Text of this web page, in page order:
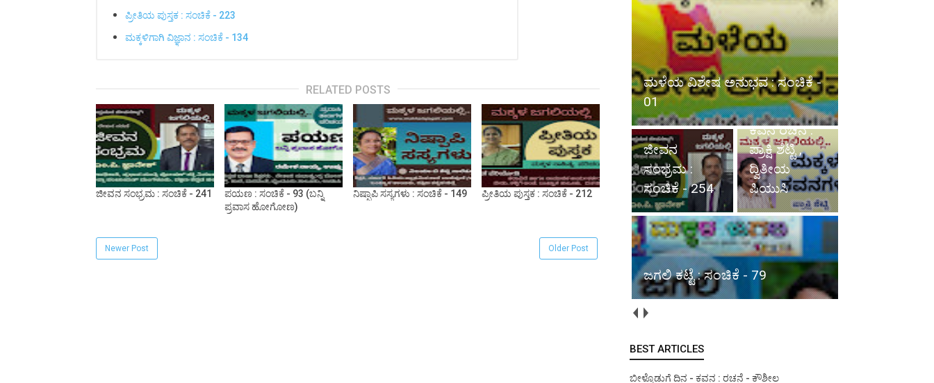
ಪ್ರೀತಿಯ ಪುಸ್ತಕ : ಸಂಚಿಕೆ - 223
ಮಕ್ಕಳಿಗಾಗಿ ವಿಜ್ಞಾನ : ಸಂಚಿಕೆ - 134
RELATED POSTS
ಜೀವನ ಸಂಭ್ರಮ : ಸಂಚಿಕೆ - 241
ಪಯಣ : ಸಂಚಿಕೆ - 93 (ಬನ್ನಿ
ಪ್ರವಾಸ ಹೋಗೋಣ)
ನಿಷ್ಪಾಪಿ ಸಸ್ಯಗಳು : ಸಂಚಿಕೆ - 149 ಪ್ರೀತಿಯ ಪುಸ್ತಕ : ಸಂಚಿಕೆ - 212
Newer Post Older Post
ಮಳೆಯ ವಿಶೇಷ ಅನುಭವ : ಸಂಚಿಕೆ -
01
ಜೀವನ
ಸಂಭ್ರಮ :
ಸಂಚಿಕೆ - 254
ಮಕ್ಕಳ
ಕವನಗಳು :
ಸಂಚಿಕೆ - 70,
ಕವನ ರಚನೆ :
ಪ್ರಾಕ್ಷಿ ಶೆಟ್ಟಿ ,
ದ್ವಿತೀಯ
ಪಿಯುಸಿ
ಜಗಲಿ ಕಟ್ಟೆ : ಸಂಚಿಕೆ - 79
BEST ARTICLES
ಬೀಳ್ಕೊಡುಗೆ ದಿನ - ಕವನ : ರಚನೆ - ಕೌಶೀಲ